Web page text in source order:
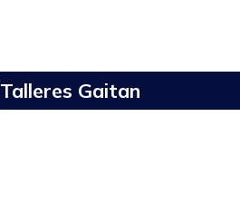
Talleres Gaitan